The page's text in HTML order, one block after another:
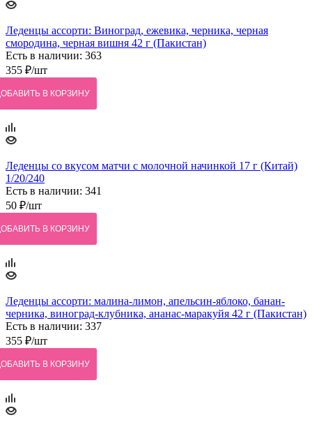
Леденцы ассорти: Виноград, ежевика, черника, черная
смородина, черная вишня 42 г (Пакистан)
Есть в наличии: 363
355 ₽/шт
В КОРЗИНУ
Леденцы со вкусом матчи с молочной начинкой 17 г (Китай)
1/20/240
Есть в наличии: 341
50 ₽/шт
В КОРЗИНУ
Леденцы ассорти: малина-лимон, апельсин-яблоко, банан-
черника, виноград-клубника, ананас-маракуйя 42 г (Пакистан)
Есть в наличии: 337
355 ₽/шт
В КОРЗИНУ